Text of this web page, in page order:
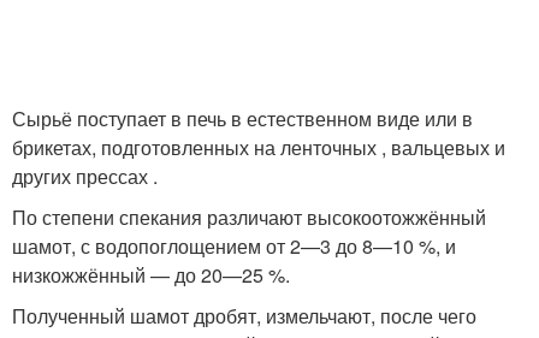
Сырьё поступает в печь в естественном виде или в
брикетах, подготовленных на ленточных , вальцевых и
других прессах .
По степени спекания различают высокоотожжённый
шамот, с водопоглощением от 2—3 до 8—10 %, и
низкожжённый — до 20—25 %.
Полученный шамот дробят, измельчают, после чего